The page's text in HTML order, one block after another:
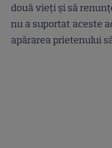
două vieți și să
nu a suportat aceste
apărarea prietenului